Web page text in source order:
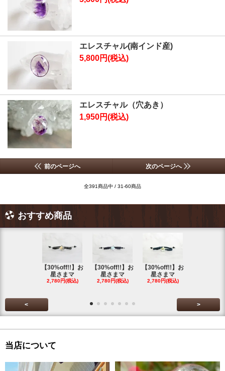
エレスチャル(南インド産)
5,800円(税込)
エレスチャル（穴あき）
1,950円(税込)
前のページへ 次のページへ
全391商品中 / 31-60商品
おすすめ商品
【30%off!!】お
星さまマ
2,780円(税込)
【30%off!!】お
星さまマ
2,780円(税込)
【30%off!!】お
星さまマ
2,780円(税込)
< >
当店について